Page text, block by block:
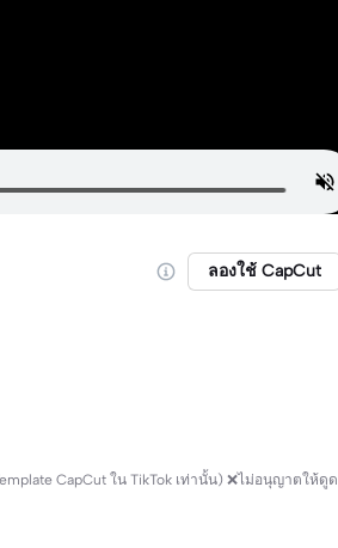
ลองใช้ CapCut
CapCut ใน TikTok เท่านั้น) ❌ไม่อนุญาตให้ดูด